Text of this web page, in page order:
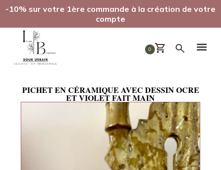
-10% sur votre 1ère commande à la création de votre
compte
0
PICHET EN CÉRAMIQUE AVEC DESSIN OCRE
ET VIOLET FAIT MAIN